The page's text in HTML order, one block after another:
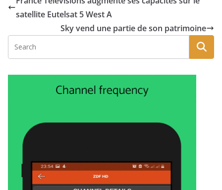
satellite Eutelsat 5 West A
Sky vend une partie de son patrimoine